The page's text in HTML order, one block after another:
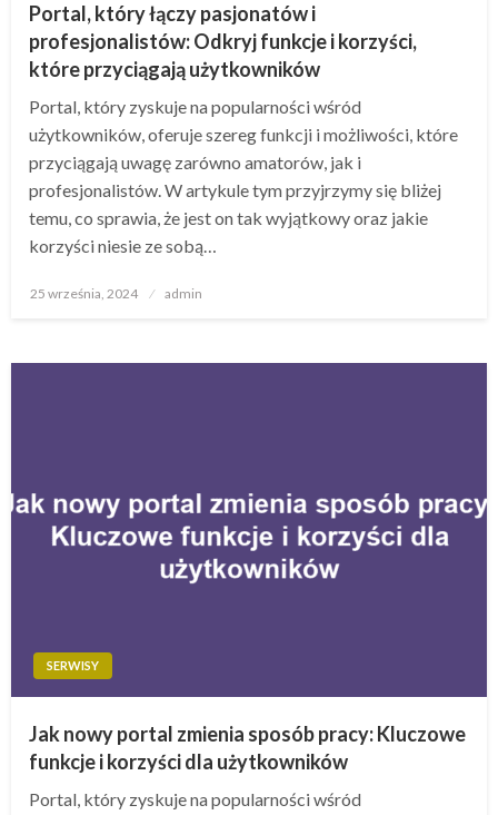
Portal, który łączy pasjonatów i
profesjonalistów: Odkryj funkcje i korzyści,
które przyciągają użytkowników
Portal, który zyskuje na popularności wśród
użytkowników, oferuje szereg funkcji i możliwości, które
przyciągają uwagę zarówno amatorów, jak i
profesjonalistów. W artykule tym przyjrzymy się bliżej
temu, co sprawia, że jest on tak wyjątkowy oraz jakie
korzyści niesie ze sobą…
Opublikowane
25 września, 2024 admin
SERWISY
Jak nowy portal zmienia sposób pracy: Kluczowe
funkcje i korzyści dla użytkowników
Portal, który zyskuje na popularności wśród